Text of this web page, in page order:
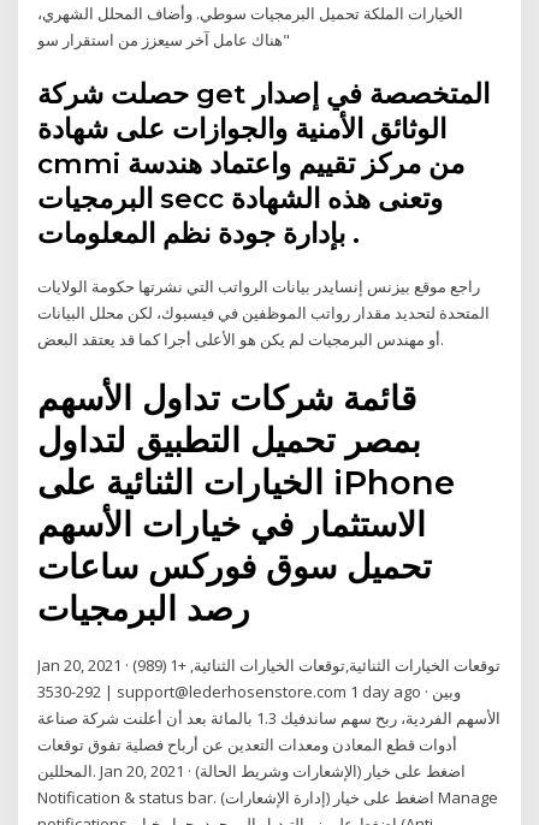
الخيارات الملكة تحميل البرمجيات سوطي. وأضاف المحلل الشهري،
"هناك عامل آخر سيعزز من استقرار سو
حصلت شركة get المتخصصة في إصدار
الوثائق الأمنية والجوازات على شهادة
cmmi من مركز تقييم واعتماد هندسة
البرمجيات secc وتعنى هذه الشهادة
بإدارة جودة نظم المعلومات .
راجع موقع بيزنس إنسايدر بيانات الرواتب التي نشرتها حكومة الولايات
المتحدة لتحديد مقدار رواتب الموظفين في فيسبوك، لكن محلل البيانات
أو مهندس البرمجيات لم يكن هو الأعلى أجرا كما قد يعتقد البعض.
قائمة شركات تداول الأسهم
بمصر تحميل التطبيق لتداول
الخيارات الثنائية على iPhone
الاستثمار في خيارات الأسهم
تحميل سوق فوركس ساعات
رصد البرمجيات
Jan 20, 2021 · توقعات الخيارات الثنائية,توقعات الخيارات الثنائية, +1 (989)
292-3530 | support@lederhosenstore.com 1 day ago · وبين
الأسهم الفردية، ربح سهم ساندفيك 1.3 بالمائة بعد أن أعلنت شركة صناعة
أدوات قطع المعادن ومعدات التعدين عن أرباح فصلية تفوق توقعات
المحللين. Jan 20, 2021 · اضغط على خيار (الإشعارات وشريط الحالة)
Notification & status bar. اضغط على خيار (إدارة الإشعارات) Manage